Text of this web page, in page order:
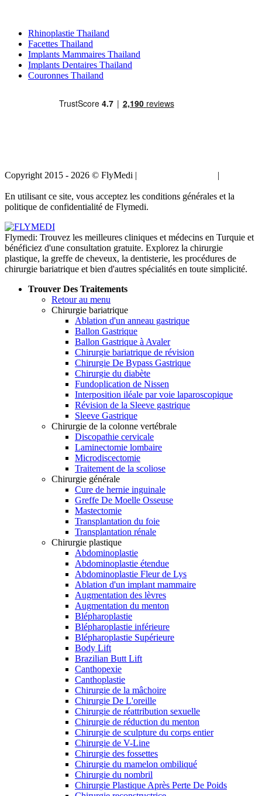
Rhinoplastie Thailand
Facettes Thailand
Implants Mammaires Thailand
Implants Dentaires Thailand
Couronnes Thailand
Copyright 2015 - 2026 © FlyMedi | |
En utilisant ce site, vous acceptez les conditions générales et la
politique de confidentialité de Flymedi.
Flymedi: Trouvez les meilleures cliniques et médecins en Turquie et
bénéficiez d'une consultation gratuite. Explorez la chirurgie
plastique, la greffe de cheveux, la dentisterie, les procédures de
chirurgie bariatrique et bien d'autres spécialités en toute simplicité.
Trouver Des Traitements
Retour au menu
Chirurgie bariatrique
Ablation d'un anneau gastrique
Ballon Gastrique
Ballon Gastrique à Avaler
Chirurgie bariatrique de révision
Chirurgie De Bypass Gastrique
Chirurgie du diabète
Fundoplication de Nissen
Interposition iléale par voie laparoscopique
Révision de la Sleeve gastrique
Sleeve Gastrique
Chirurgie de la colonne vertébrale
Discopathie cervicale
Laminectomie lombaire
Microdiscectomie
Traitement de la scoliose
Chirurgie générale
Cure de hernie inguinale
Greffe De Moelle Osseuse
Mastectomie
Transplantation du foie
Transplantation rénale
Chirurgie plastique
Abdominoplastie
Abdominoplastie étendue
Abdominoplastie Fleur de Lys
Ablation d'un implant mammaire
Augmentation des lèvres
Augmentation du menton
Blépharoplastie
Blépharoplastie inférieure
Blépharoplastie Supérieure
Body Lift
Brazilian Butt Lift
Canthopexie
Canthoplastie
Chirurgie de la mâchoire
Chirurgie De L'oreille
Chirurgie de réattribution sexuelle
Chirurgie de réduction du menton
Chirurgie de sculpture du corps entier
Chirurgie de V-Line
Chirurgie des fossettes
Chirurgie du mamelon ombiliqué
Chirurgie du nombril
Chirurgie Plastique Après Perte De Poids